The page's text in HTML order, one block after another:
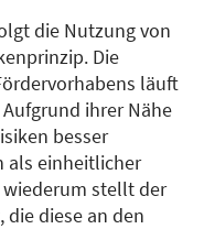
die Nutzung von
Die
läuft
ihrer Nähe
besser
als einheitlicher
wiederum stellt der
diese an den